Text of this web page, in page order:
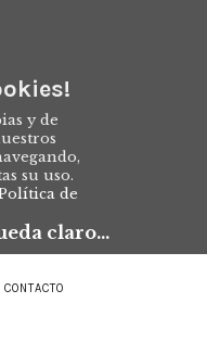
y de
su uso.
de
claro...
CONTACTO